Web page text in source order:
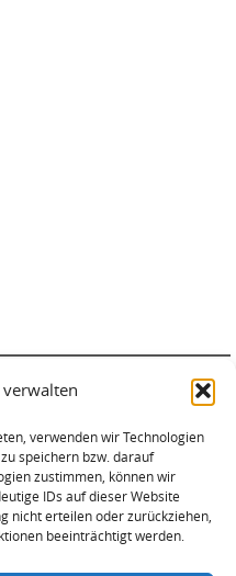
verwenden wir Technologien
speichern bzw. darauf
zustimmen, können wir
IDs auf dieser Website
nicht erteilen oder zurückziehen,
beeinträchtigt werden.